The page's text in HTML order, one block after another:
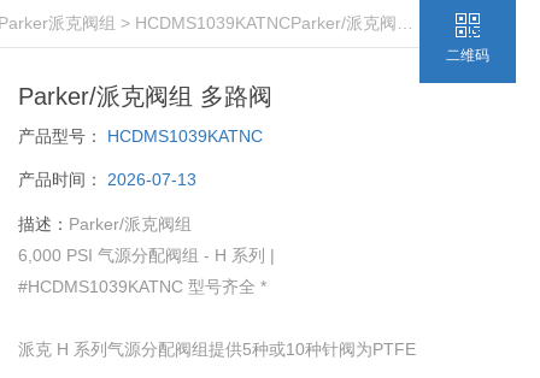
Parker派克阀组 > HCDMS1039KATNCParker/派克阀组 多路阀
Parker/派克阀组 多路阀
产品型号： HCDMS1039KATNC
产品时间： 2026-07-13
描述： Parker/派克阀组
6,000 PSI 气源分配阀组 - H 系列 |
#HCDMS1039KATNC 型号齐全 *
派克 H 系列气源分配阀组提供5种或10种针阀为PTFE
二维码